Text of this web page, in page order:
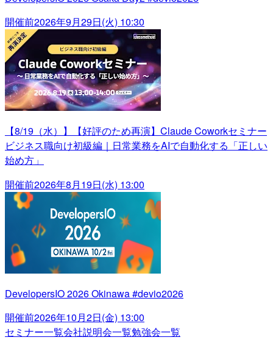
開催前2026年9月29日(火) 10:30
【8/19（水）】【好評のため再演】Claude Coworkセミナー
ビジネス職向け初級編｜日常業務をAIで自動化する「正しい
始め方」
開催前2026年8月19日(水) 13:00
DevelopersIO 2026 Okinawa #devio2026
開催前2026年10月2日(金) 13:00
セミナー一覧会社説明会一覧勉強会一覧